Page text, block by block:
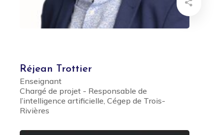
Réjean Trottier
Enseignant
Chargé de projet - Responsable de
l’intelligence artificielle, Cégep de Trois-
Rivières